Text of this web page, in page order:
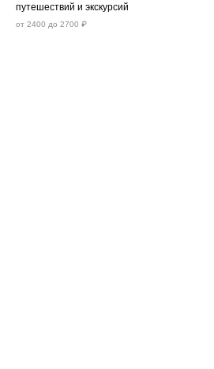
путешествий и экскурсий
от 2400 до 2700 ₽